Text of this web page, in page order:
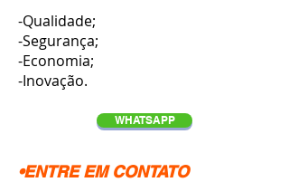
-Qualidade;
-Segurança;
-Economia;
-Inovação.
WHATSAPP
•ENTRE EM CONTATO